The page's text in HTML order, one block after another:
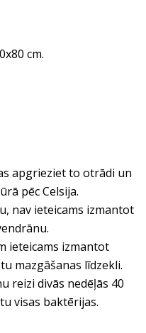
cm.
apgrieziet to otrādi un
pēc Celsija.
nav ieteicams izmantot
ieteicams izmantot
mazgāšanas līdzekli.
reizi divās nedēļās 40
visas baktērijas.